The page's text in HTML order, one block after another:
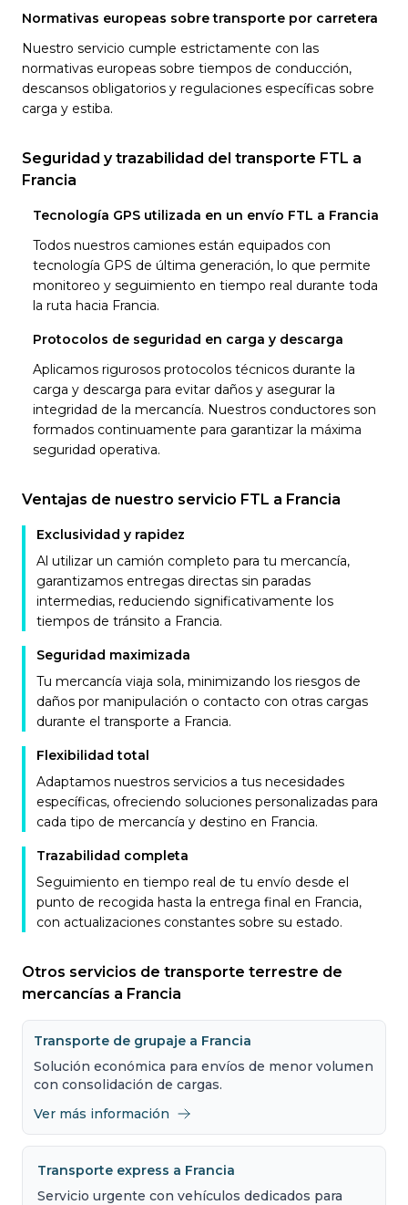
Normativas europeas sobre transporte por carretera
Nuestro servicio cumple estrictamente con las
normativas europeas sobre tiempos de conducción,
descansos obligatorios y regulaciones específicas sobre
carga y estiba.
Seguridad y trazabilidad del transporte FTL a
Francia
Tecnología GPS utilizada en un envío FTL a Francia
Todos nuestros camiones están equipados con
tecnología GPS de última generación, lo que permite
monitoreo y seguimiento en tiempo real durante toda
la ruta hacia Francia.
Protocolos de seguridad en carga y descarga
Aplicamos rigurosos protocolos técnicos durante la
carga y descarga para evitar daños y asegurar la
integridad de la mercancía. Nuestros conductores son
formados continuamente para garantizar la máxima
seguridad operativa.
Ventajas de nuestro servicio FTL a Francia
Exclusividad y rapidez
Al utilizar un camión completo para tu mercancía,
garantizamos entregas directas sin paradas
intermedias, reduciendo significativamente los
tiempos de tránsito a Francia.
Seguridad maximizada
Tu mercancía viaja sola, minimizando los riesgos de
daños por manipulación o contacto con otras cargas
durante el transporte a Francia.
Flexibilidad total
Adaptamos nuestros servicios a tus necesidades
específicas, ofreciendo soluciones personalizadas para
cada tipo de mercancía y destino en Francia.
Trazabilidad completa
Seguimiento en tiempo real de tu envío desde el
punto de recogida hasta la entrega final en Francia,
con actualizaciones constantes sobre su estado.
Otros servicios de transporte terrestre de
mercancías a Francia
Transporte de grupaje a Francia
Solución económica para envíos de menor volumen
con consolidación de cargas.
Ver más información
Transporte express a Francia
Servicio urgente con vehículos dedicados para